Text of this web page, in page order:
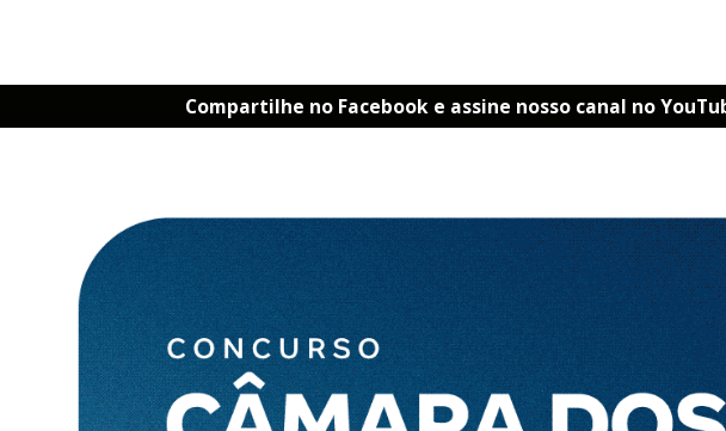
Compartilhe no Facebook e assine nosso canal no